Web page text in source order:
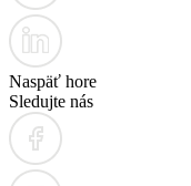
Naspäť hore
Sledujte nás